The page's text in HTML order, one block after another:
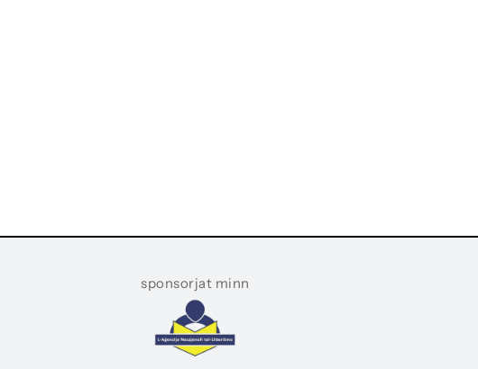
sponsorjat minn